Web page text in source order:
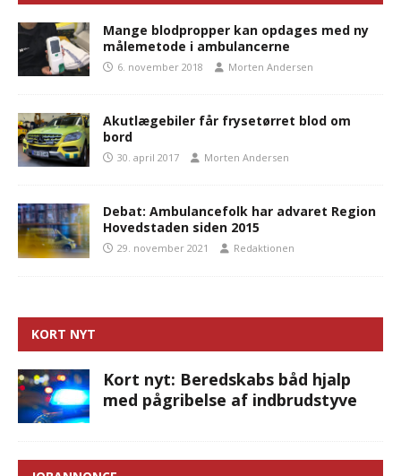
Mange blodpropper kan opdages med ny
målemetode i ambulancerne
6. november 2018 Morten Andersen
Akutlægebiler får frysetørret blod om
bord
30. april 2017 Morten Andersen
Debat: Ambulancefolk har advaret Region
Hovedstaden siden 2015
29. november 2021 Redaktionen
KORT NYT
Kort nyt: Beredskabs båd hjalp
med pågribelse af indbrudstyve